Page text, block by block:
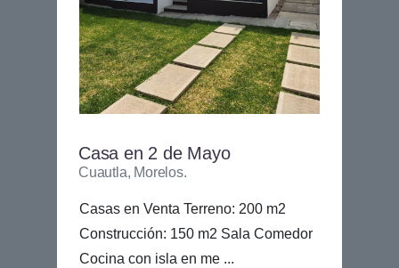
Casa en 2 de Mayo
Cuautla, Morelos.
Casas en Venta Terreno: 200 m2
Construcción: 150 m2 Sala Comedor
Cocina con isla en me ...